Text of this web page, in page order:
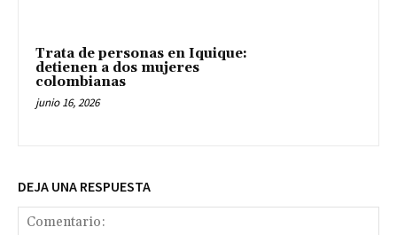
Trata de personas en Iquique:
detienen a dos mujeres
colombianas
junio 16, 2026
DEJA UNA RESPUESTA